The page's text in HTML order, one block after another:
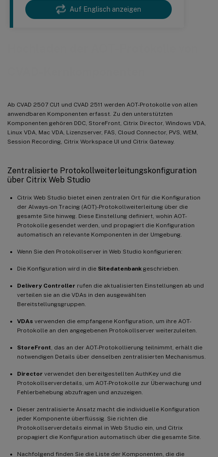
Auf Englisch anzeigen
Ab CVAD 2507 CU1 und CVAD 2511 werden AOT-Protokolle von allen
anwendbaren Komponenten erfasst. Zu den unterstützten
Komponenten gehören DDC, StoreFront, Citrix Director, Windows VDA,
Linux VDA, Mac VDA, Lizenzserver, FAS, Cloud Connector, PVS, WEM,
Session Recording, Citrix Workspace UI und Citrix Gateway.
Zentralisierte Protokollweiterleitungskonfiguration
über Citrix Web Studio
Citrix Web Studio bietet einen zentralen Ort für die Konfiguration
der Always-on Tracing (AOT)-Protokollweiterleitung über die
gesamte Site hinweg. Diese Einstellung definiert, wohin AOT-
Protokolle gesendet werden, und propagiert die Konfiguration
automatisch an relevante Komponenten in der Umgebung.
Wenn Sie den Protokollserver in Web Studio konfigurieren:
Die Konfiguration wird in die Sitedatenbank geschrieben.
Delivery Controller rufen die aktualisierten Einstellungen ab und
verteilen sie an die VDAs in den ausgewählten
Bereitstellungsgruppen.
VDAs verwenden die empfangene Konfiguration, um ihre AOT-
Protokolle an den angegebenen Protokollserver weiterzuleiten.
StoreFront , das an der AOT-Protokollierung teilnimmt, erhält die
notwendigen Details über denselben zentralisierten Mechanismus.
Director verwendet den bereitgestellten AuthKey und die
Protokollserverdetails, um AOT-Protokolle zur Überwachung und
Fehlerbehebung abzufragen und anzuzeigen.
Dieser zentralisierte Ansatz macht die individuelle Konfiguration
jeder Komponente überflüssig. Sie richten die
Protokollserverdetails einmal in Web Studio ein, und Citrix
propagiert die Konfiguration automatisch über die gesamte Site.
Nachfolgend finden Sie die Liste der Komponenten, die die